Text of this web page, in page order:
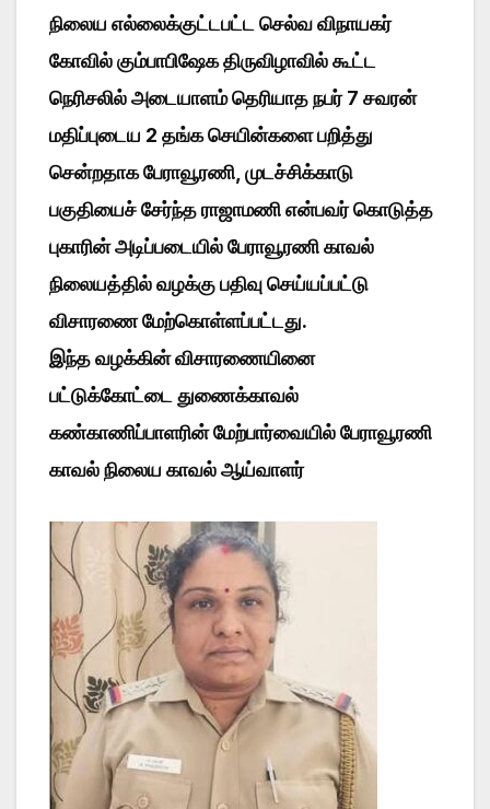
நிலைய எல்லைக்குட்டபட்ட செல்வ விநாயகர்
கோவில் கும்பாபிஷேக திருவிழாவில் கூட்ட
நெரிசலில் அடையாளம் தெரியாத நபர் 7 சவரன்
மதிப்புடைய 2 தங்க செயின்களை பறித்து
சென்றதாக பேராவூரணி, முடச்சிக்காடு
பகுதியைச் சேர்ந்த ராஜாமணி என்பவர் கொடுத்த
புகாரின் அடிப்படையில் பேராவூரணி காவல்
நிலையத்தில் வழக்கு பதிவு செய்யப்பட்டு
விசாரணை மேற்கொள்ளப்பட்டது.
இந்த வழக்கின் விசாரணையினை
பட்டுக்கோட்டை துணைக்காவல்
கண்காணிப்பாளரின் மேற்பார்வையில் பேராவூரணி
காவல் நிலைய காவல் ஆய்வாளர்